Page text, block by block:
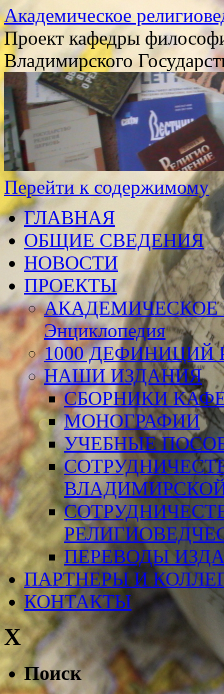
Академическое
Проект кафедры
Владимирского
Перейти к содержимому
ГЛАВНАЯ
ОБЩИЕ СВЕДЕНИЯ
НОВОСТИ
ПРОЕКТЫ
АКАДЕМИЧЕСКОЕ
Энциклопедия
1000 ДЕФИНИЦИЙ
НАШИ ИЗДАНИЯ
СБОРНИКИ
МОНОГРАФИИ
УЧЕБНЫЕ
ПЕРЕВОДЫ
ПАРТНЕРЫ И
КОНТАКТЫ
X
Поиск